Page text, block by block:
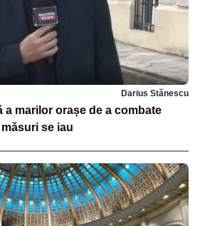
Darius Stănescu
a marilor orașe de a combate
se iau